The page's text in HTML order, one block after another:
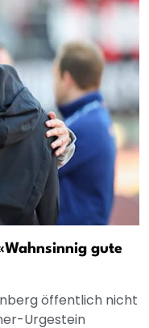
gute
öffentlich nicht
Urgestein